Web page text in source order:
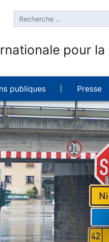
pour
publiques Presse